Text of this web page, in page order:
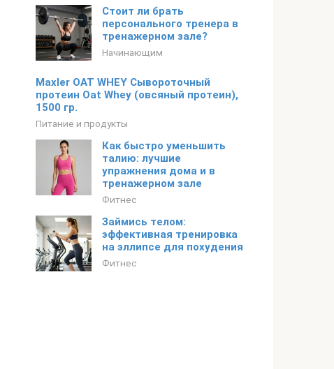
Стоит ли брать
персонального тренера в
тренажерном зале?
Начинающим
Maxler OAT WHEY Сывороточный
протеин Oat Whey (овсяный протеин),
1500 гр.
Питание и продукты
Как быстро уменьшить
талию: лучшие
упражнения дома и в
тренажерном зале
Фитнес
Займись телом:
эффективная тренировка
на эллипсе для похудения
Фитнес